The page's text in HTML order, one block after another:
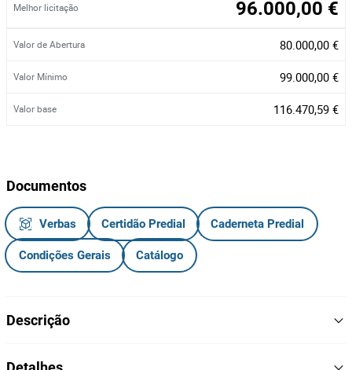
Melhor licitação 96.000,00 €
Valor de Abertura 80.000,00 €
Valor Mínimo 99.000,00 €
Valor base 116.470,59 €
Documentos
Verbas Certidão Predial Caderneta Predial
Condições Gerais Catálogo
Descrição